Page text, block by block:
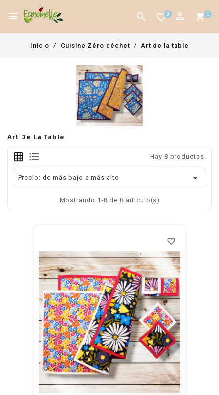
0

favorite_border0


Inicio Cuisine Zéro déchet Art de la table
Art De La Table
Hay 8 productos.
Precio: de más bajo a más alto 
Mostrando 1-8 de 8 artículo(s)
favorite_border